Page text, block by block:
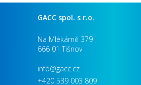
GACC spol. s r.o.
Na Mlékárně 379
666 01 Tišnov
info@gacc.cz
+420 539 003 809